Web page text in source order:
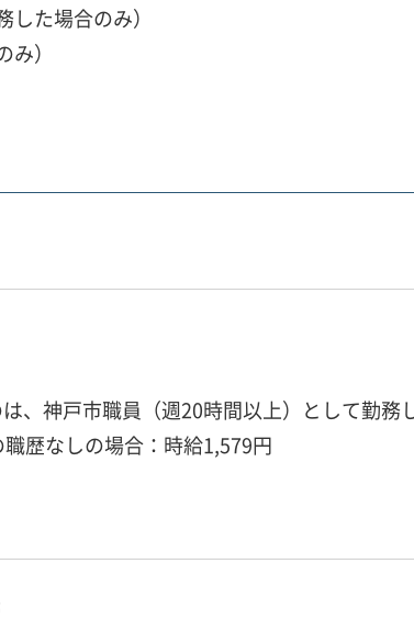
た場合のみ）
）
神戸市職員（週20時間以上）として勤務
歴なしの場合：時給1,579円